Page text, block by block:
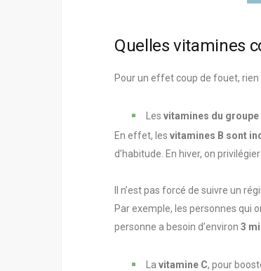
Quelles vitamines
Pour un effet coup de fouet, rien
Les vitamines du groupe
En effet, les vitamines B sont
d’habitude. En hiver, on
Il n’est pas forcé de suivre un
Par exemple, les personnes qui
personne a besoin d’environ 3
La vitamine C, pour